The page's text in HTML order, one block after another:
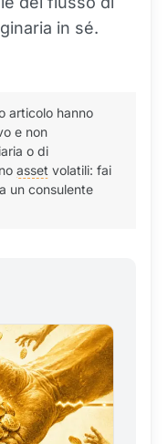
in sé.
articolo hanno
e non
o di
asset volatili: fai
un consulente